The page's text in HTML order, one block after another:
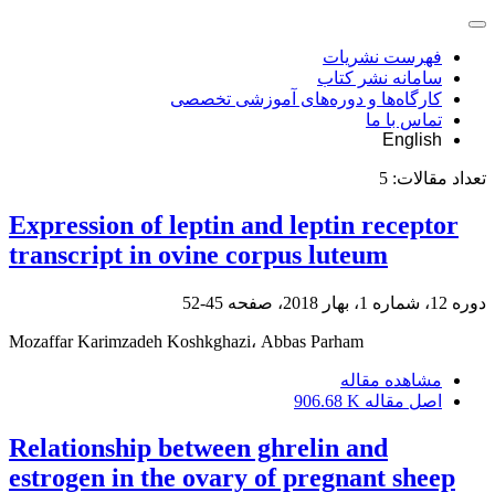
فهرست نشریات
سامانه نشر کتاب
کارگاه‌ها و دوره‌های آموزشی تخصصی
تماس با ما
English
تعداد مقالات: 5
Expression of leptin and leptin receptor
transcript in ovine corpus luteum
دوره 12، شماره 1، بهار 2018، صفحه 45-52
Mozaffar Karimzadeh Koshkghazi، Abbas Parham
مشاهده مقاله
اصل مقاله 906.68 K
Relationship between ghrelin and
estrogen in the ovary of pregnant sheep